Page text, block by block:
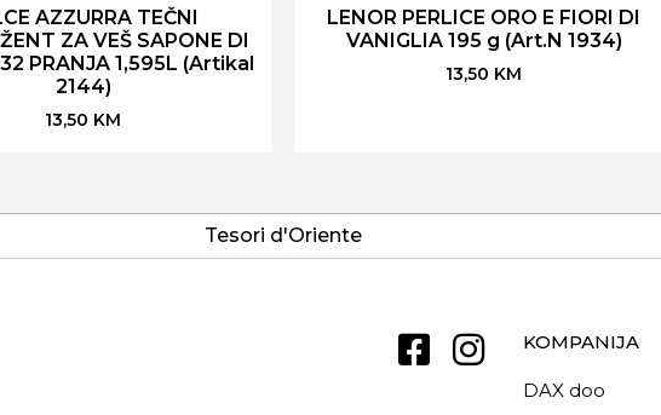
AZZURRA TEČNI
ZA VEŠ SAPONE DI
PRANJA 1,595L (Artikal
2144)
13,50 KM
LENOR PERLICE ORO E FIORI DI
VANIGLIA 195 g (Art.N 1934)
13,50 KM
Tesori d'Oriente
KOMPANIJA
DAX doo